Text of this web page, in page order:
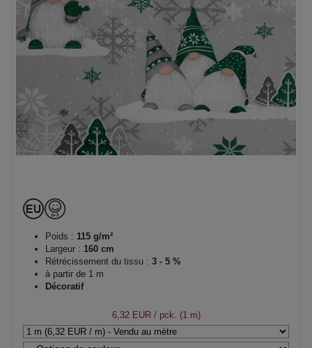
Poids : 115 g/m²
Largeur : 160 cm
Rétrécissement du tissu : 3 - 5 %
à partir de 1 m
Décoratif
6,32 EUR/ pck. (1 m)